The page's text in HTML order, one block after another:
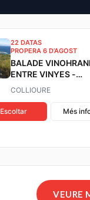
22 DATAS
PROPERA 6 D’AGOST
BALADE
ENTRE VINYES -
OENOTURISME!
COLLIOURE
Escoltar Més
VEURE